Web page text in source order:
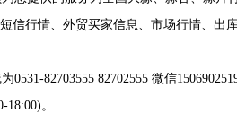
信行情、外贸买家信息、市场行情、出
82703555 82702555 微信
18:00)。